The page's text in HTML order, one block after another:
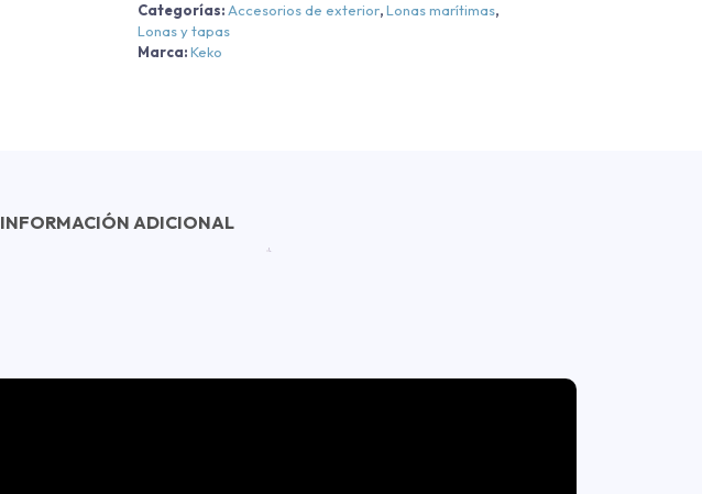
Categorías: Accesorios de exterior,Lonas marítimas,
Lonas y tapas
Marca:Keko
INFORMACIÓN ADICIONAL